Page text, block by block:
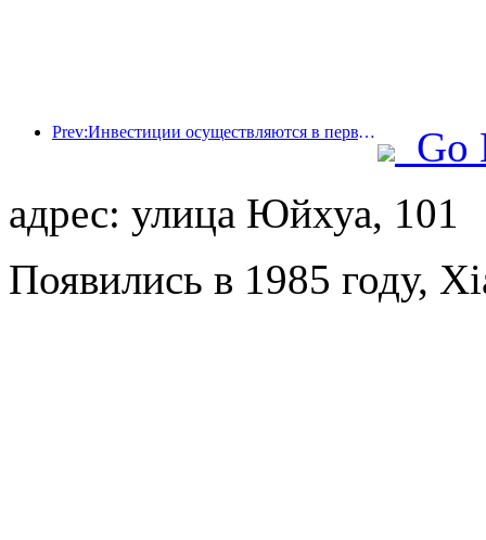
Prev:Инвестиции осуществляются в первую очередь, а отели среднего и высокого класса уже прошли стадию спекуляций.
Go
адрес: улица Юйхуа, 101
Появились в 1985 году,